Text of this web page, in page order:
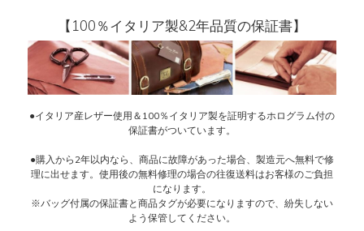
【100％イタリア製&2年品質の保証書】
●イタリア産レザー使用＆100％イタリア製を証明するホログラム付の
保証書がついています。
●購入から2年以内なら、商品に故障があった場合、製造元へ無料で修
理に出せます。使用後の無料修理の場合の往復送料はお客様のご負担
になります。
※バッグ付属の保証書と商品タグが必要になりますので、紛失しない
よう保管してください。